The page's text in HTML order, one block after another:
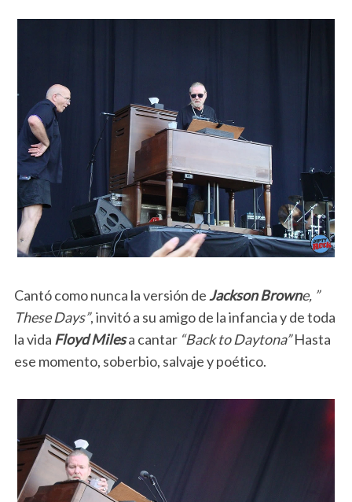
Cantó como nunca la versión de Jackson Browne, ”
These Days”, invitó a su amigo de la infancia y de toda
la vida Floyd Milesa cantar “Back to Daytona”Hasta
ese momento, soberbio, salvaje y poético.